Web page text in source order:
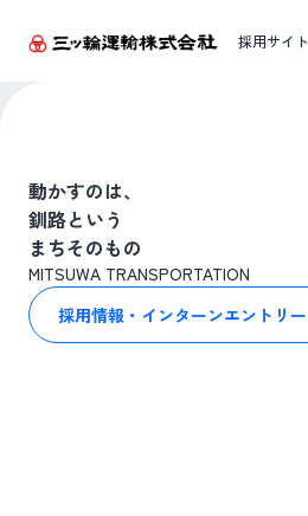
採用サイト
動かすのは、
釧路という
まちそのもの
MITSUWA TRANSPORTATION
採用情報・インターンエントリー